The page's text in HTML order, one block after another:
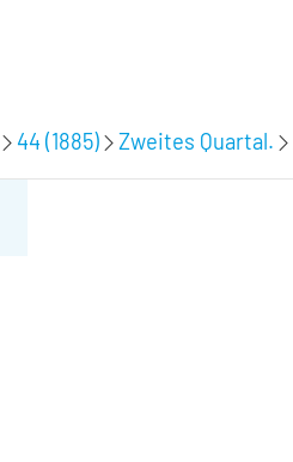
44 (1885) Zweites Quartal.